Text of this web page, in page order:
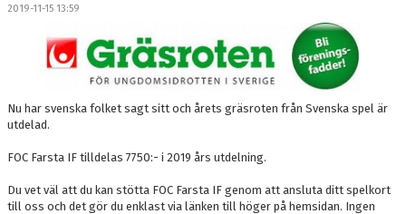
ISTIDER
NYHETER
VÅRA LAG/LEDARE
OM FOC
SKRIDSKODISCO
BESTÄLL KLUBBKLÄDER HOS TEAMGEAR
2019-11-15 13:59
Nu har svenska folket sagt sitt och årets gräsroten från Svenska spel är
utdelad.
FOC Farsta IF tilldelas 7750:- i 2019 års utdelning.
Du vet väl att du kan stötta FOC Farsta IF genom att ansluta ditt spelkort
till oss och det gör du enklast via länken till höger på hemsidan. Ingen